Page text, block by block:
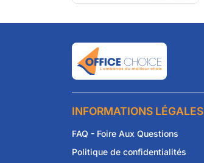
INFORMATIONS LÉGALES
FAQ - Foire Aux Questions
Politique de confidentialités